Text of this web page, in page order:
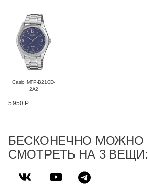
Casio MTP-B210D-
2A2
5 950 Р
БЕСКОНЕЧНО МОЖНО
СМОТРЕТЬ НА 3 ВЕЩИ: